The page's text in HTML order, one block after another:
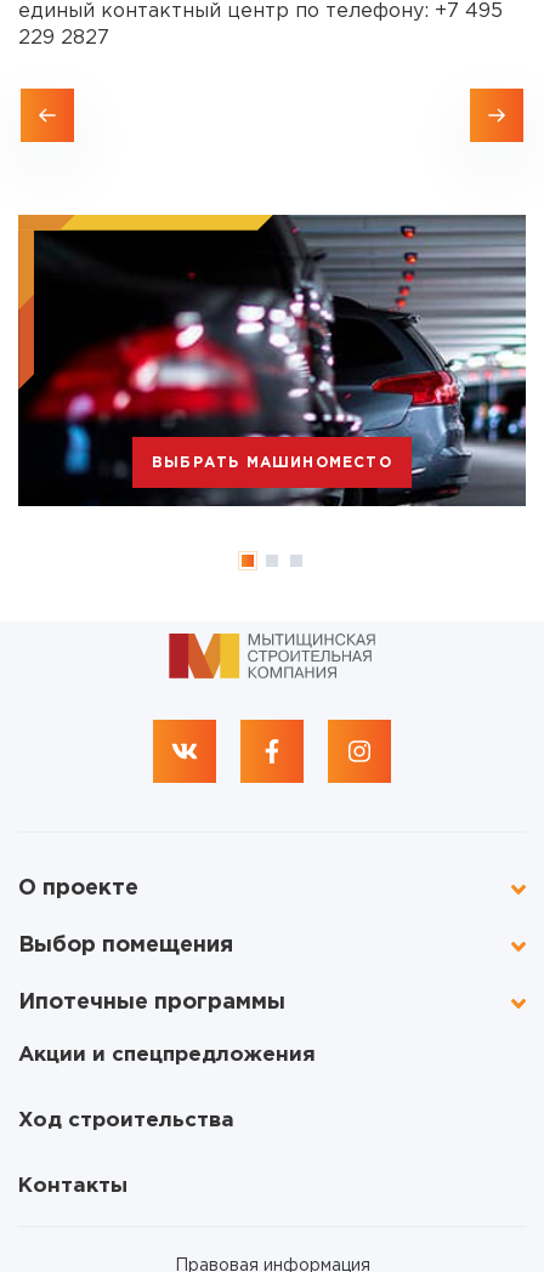
единый контактный центр по телефону: +7 495
229 2827
ВЫБРАТЬ МАШИНОМЕСТО
О проекте
Выбор помещения
Ипотечные программы
Акции и спецпредложения
Ход строительства
Контакты
Правовая информация